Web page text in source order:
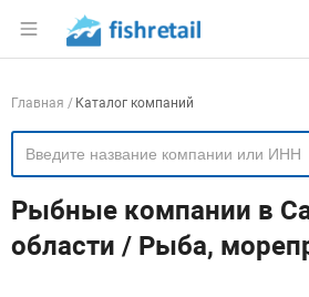
Раздел навигации по
Навигация по
Главная Каталог компаний
Рыбные компании в
области / Рыба,